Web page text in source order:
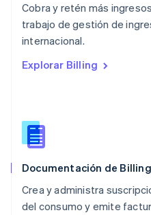
Cobra y retén más
trabajo de gestión de
internacional.
Explorar Billing
Documentación de Billing
Crea y administra
del consumo y emite
English
Nueva Zelanda
English
NederlandsEnglish
Português
RAE de Hong Kong, China
Reino Unido
República Checa
English